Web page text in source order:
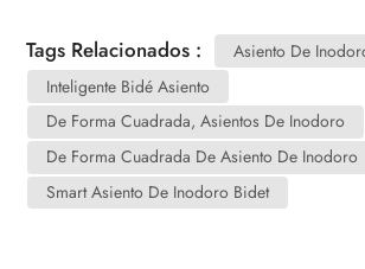
Tags Relacionados :
Asiento De
Inteligente Bidé Asiento
De Forma Cuadrada, Asientos De Inodoro
De Forma Cuadrada De Asiento De Inodoro
Smart Asiento De Inodoro Bidet